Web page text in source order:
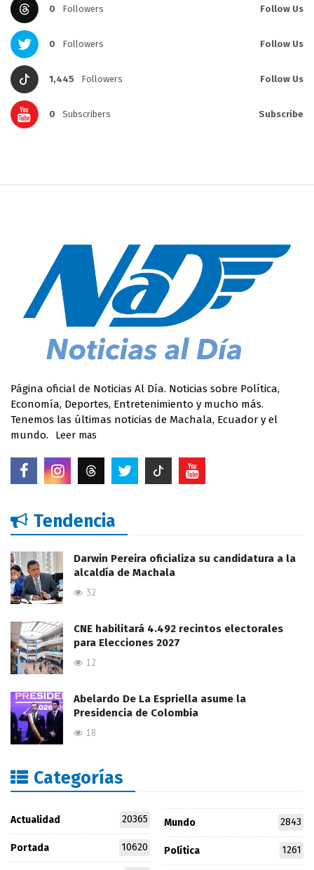
0 Followers Follow Us
0 Followers Follow Us
1,445 Followers Follow Us
0 Subscribers Subscribe
Página oficial de Noticias Al Día. Noticias sobre Política,
Economía, Deportes, Entretenimiento y mucho más.
Tenemos las últimas noticias de Machala, Ecuador y el
mundo.
Leer mas
Tendencia
Darwin Pereira oficializa su candidatura a la
alcaldía de Machala
32
CNE habilitará 4.492 recintos electorales
para Elecciones 2027
12
Abelardo De La Espriella asume la
Presidencia de Colombia
18
Categorías
Actualidad 20365
Portada 10620
Mundo 2843
Política 1261